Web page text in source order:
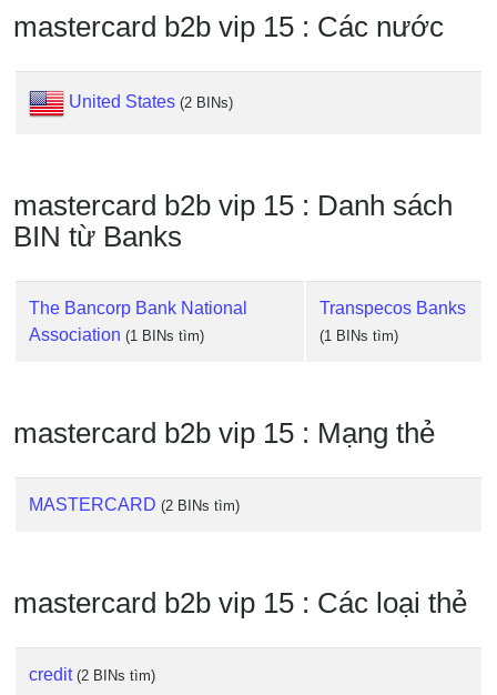
Card
Checker
Service
IP
Address
IP
Lookup
/
mastercard b2b vip 15 : Các nước
United States (2 BINs)
mastercard b2b vip 15 : Danh sách
BIN từ Banks
The Bancorp Bank National
Association (1 BINs tìm)
Transpecos Banks
(1 BINs tìm)
mastercard b2b vip 15 : Mạng thẻ
MASTERCARD (2 BINs tìm)
mastercard b2b vip 15 : Các loại thẻ
credit (2 BINs tìm)